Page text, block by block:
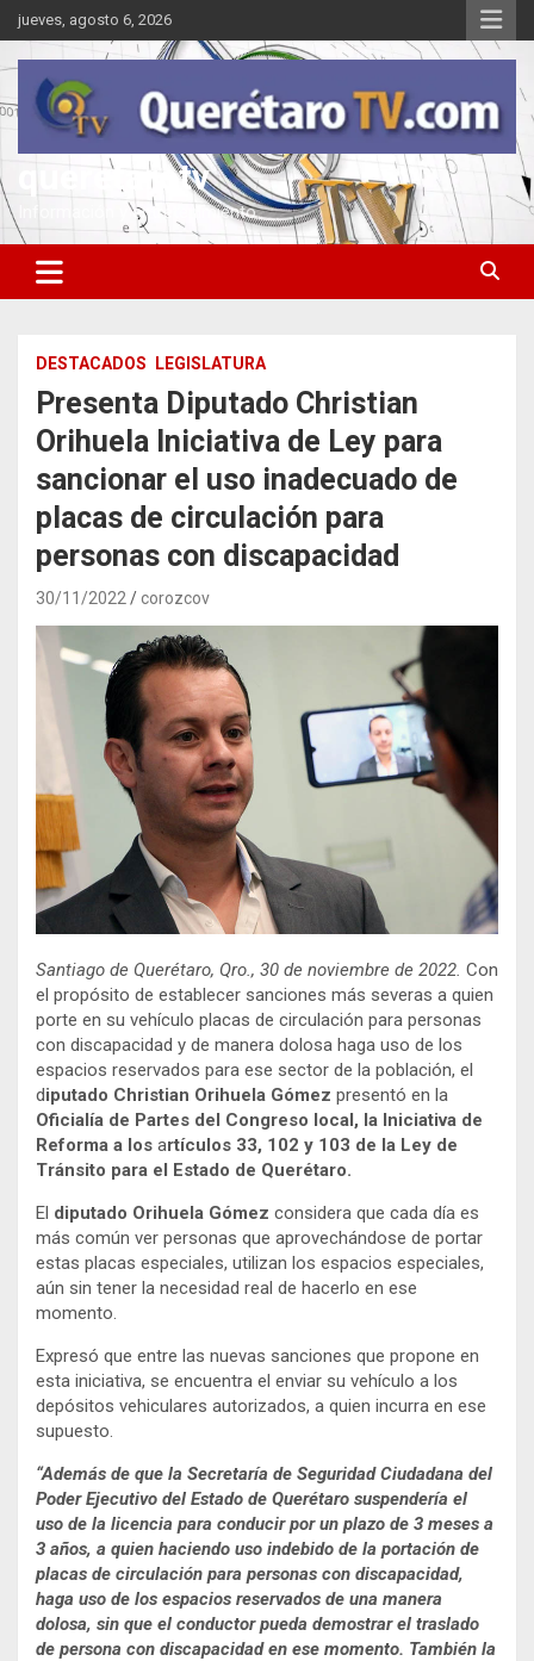
Saltar
al
contenido
jueves, agosto 6, 2026
queretarotv
Información y entretenimiento
DESTACADOS LEGISLATURA
Presenta Diputado Christian
Orihuela Iniciativa de Ley para
sancionar el uso inadecuado de
placas de circulación para
personas con discapacidad
30/11/2022 corozcov
Santiago de Querétaro, Qro., 30 de noviembre de 2022. Con
el propósito de establecer sanciones más severas a quien
porte en su vehículo placas de circulación para personas
con discapacidad y de manera dolosa haga uso de los
espacios reservados para ese sector de la población, el
diputado Christian Orihuela Gómez presentó en la
Oficialía de Partes del Congreso local, la Iniciativa de
Reforma a los artículos 33, 102 y 103 de la Ley de
Tránsito para el Estado de Querétaro.
El diputado Orihuela Gómez considera que cada día es
más común ver personas que aprovechándose de portar
estas placas especiales, utilizan los espacios especiales,
aún sin tener la necesidad real de hacerlo en ese
momento.
Expresó que entre las nuevas sanciones que propone en
esta iniciativa, se encuentra el enviar su vehículo a los
depósitos vehiculares autorizados, a quien incurra en ese
supuesto.
“Además de que la Secretaría de Seguridad Ciudadana del
Poder Ejecutivo del Estado de Querétaro suspendería el
uso de la licencia para conducir por un plazo de 3 meses a
3 años, a quien haciendo uso indebido de la portación de
placas de circulación para personas con discapacidad,
haga uso de los espacios reservados de una manera
dolosa, sin que el conductor pueda demostrar el traslado
de persona con discapacidad en ese momento. También la